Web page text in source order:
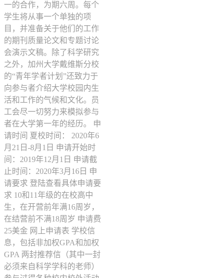
一的合作，为期六周。每个
学生将从事一个单独的项
目，并准备关于他们的工作
的期刊质量论文和专题讨论
会演示文稿。除了科学研究
之外，加州大学戴维斯分校
的“青年学者计划”还致力于
向参与者介绍大学校园内生
活和工作的气候和文化。员
工会尽一切努力来模拟参与
者在大学第一年的经历。 申
请时间 夏校时间： 2020年6
月21日-8月1日 申请开始时
间：2019年12月1日 申请截
止时间：2020年3月16日 申
请要求 登陆查看具体申请要
求 10和11年级的在校高中
生，在开营前年满16周岁，
在结营前不满18周岁 申请费
25美金 网上申请表 学校信
息，包括非加权GPA和加权
GPA 两封推荐信（其中一封
必须来自科学学科的老师）